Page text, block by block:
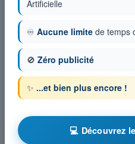
Artificielle
♾️ Aucune limite de temps
🚫 Zéro publicité
✨ ...et bien plus encore !
💻 Découvrez